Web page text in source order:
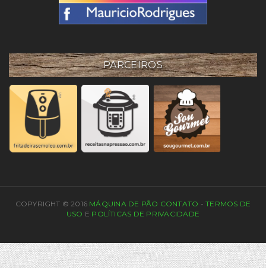
PARCEIROS
COPYRIGHT © 2016 MÁQUINA DE PÃO CONTATO -TERMOS DE
USO E POLÍTICAS DE PRIVACIDADE